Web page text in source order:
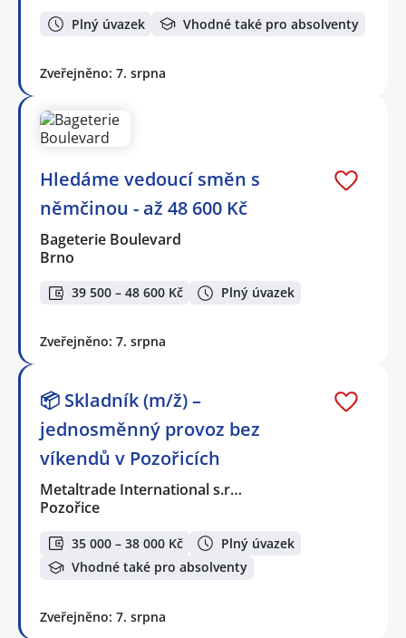
Plný úvazek Vhodné také pro absolventy
Zveřejněno: 7. srpna
Hledáme vedoucí směn s
němčinou - až 48 600 Kč
Bageterie Boulevard
Brno
39 500 – 48 600 Kč Plný úvazek
Zveřejněno: 7. srpna
📦 Skladník (m/ž) –
jednosměnný provoz bez
víkendů v Pozořicích
Metaltrade International s.r…
Pozořice
35 000 – 38 000 Kč
Plný úvazek
Vhodné také pro absolventy
Zveřejněno: 7. srpna